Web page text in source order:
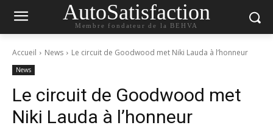
AutoSatisfaction
Membre fondateur de la BEHVA
Accueil News Le circuit de Goodwood met Niki Lauda à l’honneur
News
Le circuit de Goodwood met
Niki Lauda à l’honneur